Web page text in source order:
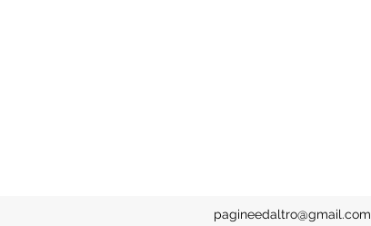
pagineedaltro@gmail.com